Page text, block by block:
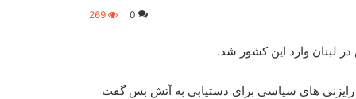
0
269
لبنان وارد این کشور شد.
و رایزنی های سیاسی برای دستیابی به آتش بس گفت